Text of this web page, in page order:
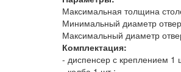
Максимальная толщина
Минимальный диаметр
Максимальный диаметр
Комплектация:
- диспенсер с креплением 1